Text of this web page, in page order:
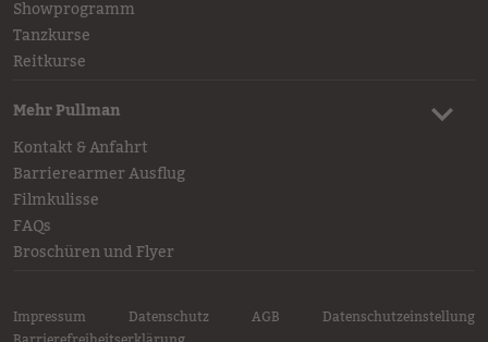
Showprogramm
Tanzkurse
Reitkurse
Mehr Pullman
Kontakt & Anfahrt
Barrierearmer Ausflug
Filmkulisse
FAQs
Broschüren und Flyer
Impressum Datenschutz AGB
Datenschutzeinstellung